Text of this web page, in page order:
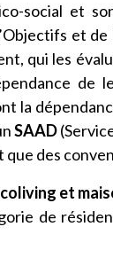
social et
et
qui les
de
la
SAAD
que des
et
de